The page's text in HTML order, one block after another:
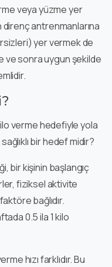
veya yüzme yer
direnç antrenmanlarına
yer vermek de
ve sonra uygun şekilde
verme hedefiyle yola
bir hedef midir?
bir kişinin başlangıç
fiziksel aktivite
bağlıdır.
0.5 ila 1 kilo
hızı farklıdır. Bu